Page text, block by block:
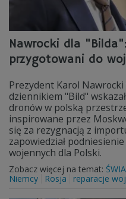
Nawrocki dla
przygotowani do
Prezydent Karol
dziennikiem "Bild"
dronów w polską
inspirowane przez
się za rezygnacją z
zapowiedział
wojennych dla Polski.
Zobacz więcej na temat:
Niemcy
Rosja reparacje